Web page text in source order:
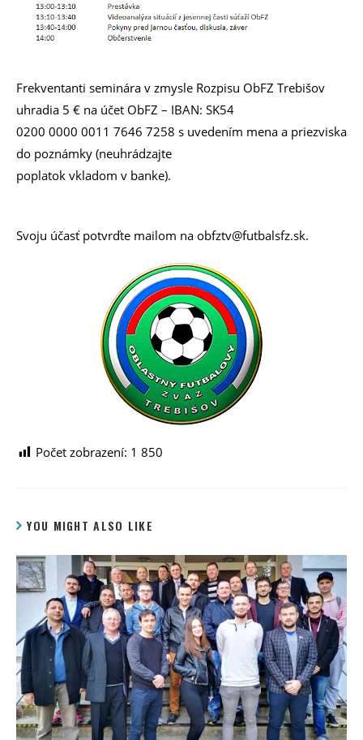
Frekventanti seminára v zmysle Rozpisu ObFZ Trebišov
uhradia 5 € na účet ObFZ – IBAN: SK54
0200 0000 0011 7646 7258 s uvedením mena a priezviska
do poznámky (neuhrádzajte
poplatok vkladom v banke).
Svoju účasť potvrďte mailom na obfztv@futbalsfz.sk.
Počet zobrazení: 1 850
YOU MIGHT ALSO LIKE